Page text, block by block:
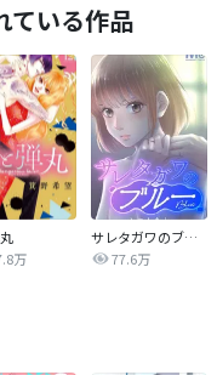
ている作品
万
サレタガワのブルー【タテヨミ】
77.6万